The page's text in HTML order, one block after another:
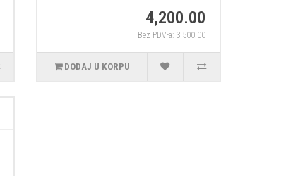
4,200.00
Bez PDV-a: 3,500.00
DODAJ U KORPU